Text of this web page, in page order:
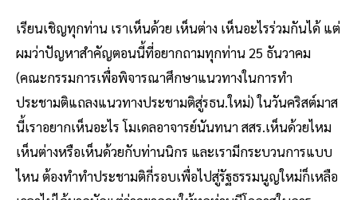
เรียนเชิญทุกท่าน เราเห็นด้วย เห็นต่าง เห็นอะไรร่วมกันได้ แต่
ผมว่าปัญหาสำคัญตอนนี้ที่อยากถามทุกท่าน 25 ธันวาคม
(คณะกรรมการเพื่อพิจารณาศึกษาแนวทางในการทำ
ประชามติแถลงแนวทางประชามติสู่รธน.ใหม่) ในวันคริสต์มาส
นี้เราอยากเห็นอะไร โมเดลอาจารย์นันทนา สสร.เห็นด้วยไหม
เห็นต่างหรือเห็นด้วยกับท่านนิกร และเรามีกระบวนการแบบ
ไหน ต้องทำทำประชามติกี่รอบเพื่อไปสู่รัฐธรรมนูญใหม่ก็เหลือ